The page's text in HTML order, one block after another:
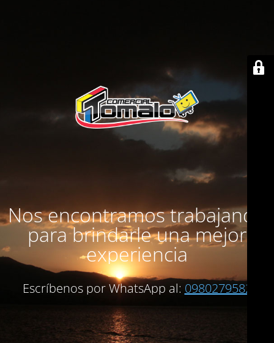
Nos encontramos trabajando
para brindarle una mejor
experiencia
Escríbenos por WhatsApp al: 0980279582